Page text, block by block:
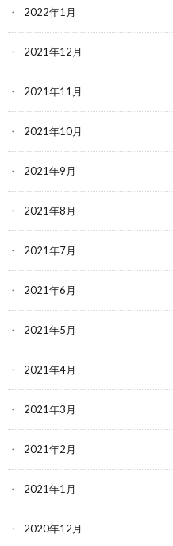
2022年1月
2021年12月
2021年11月
2021年10月
2021年9月
2021年8月
2021年7月
2021年6月
2021年5月
2021年4月
2021年3月
2021年2月
2021年1月
2020年12月